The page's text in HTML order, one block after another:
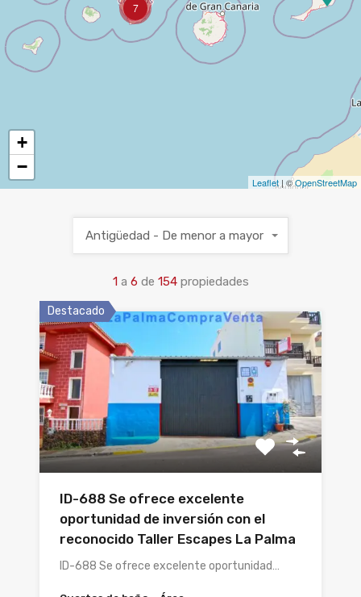
7
+
−
Leaflet | ©OpenStreetMap
1 a 6 de 154 propiedades
Antigüedad - De menor a mayor
Destacado
ID-688 Se ofrece excelente
oportunidad de inversión con el
reconocido Taller Escapes La Palma
ID-688 Se ofrece excelente oportunidad…